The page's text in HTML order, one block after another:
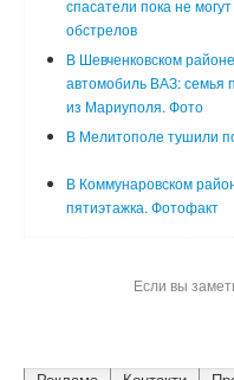
спасатели пока не
обстрелов
В Шевченковском
автомобиль ВАЗ: семья
из Мариуполя. Фото
В Мелитополе тушили
В Коммунаровском
пятиэтажка. Фотофакт
Если вы